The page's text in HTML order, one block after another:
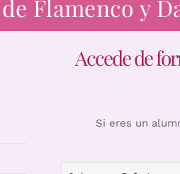
Flamenco y
Accede de
Si eres un